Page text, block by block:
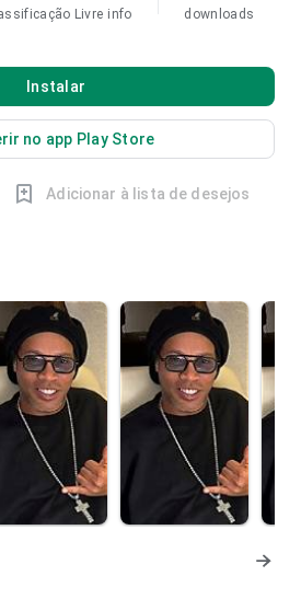
Livre info downloads
Instalar
no app Play Store
Adicionar à lista de desejos